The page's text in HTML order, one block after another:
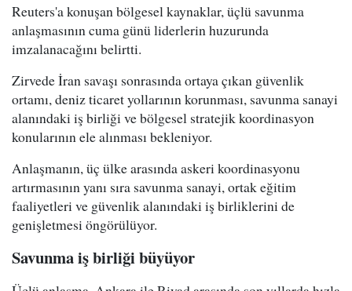
Reuters'a konuşan bölgesel kaynaklar, üçlü savunma
anlaşmasının cuma günü liderlerin huzurunda
imzalanacağını belirtti.
Zirvede İran savaşı sonrasında ortaya çıkan güvenlik
ortamı, deniz ticaret yollarının korunması, savunma sanayi
alanındaki iş birliği ve bölgesel stratejik koordinasyon
konularının ele alınması bekleniyor.
Anlaşmanın, üç ülke arasında askeri koordinasyonu
artırmasının yanı sıra savunma sanayi, ortak eğitim
faaliyetleri ve güvenlik alanındaki iş birliklerini de
genişletmesi öngörülüyor.
Savunma iş birliği büyüyor